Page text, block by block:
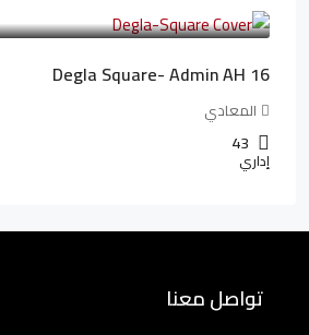
Degla Square- Admin AH 16
المعادي
43
إداري
تواصل معنا